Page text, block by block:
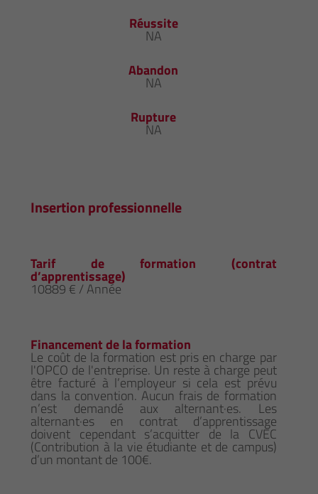
Réussite
NA
Abandon
NA
Rupture
NA
Insertion professionnelle
Tarif de formation (contrat
d’apprentissage)
10889 € / Année
Financement de la formation
Le coût de la formation est pris en charge par
l'OPCO de l'entreprise. Un reste à charge peut
être facturé à l’employeur si cela est prévu
dans la convention. Aucun frais de formation
n’est demandé aux alternant·es. Les
alternant·es en contrat d’apprentissage
doivent cependant s’acquitter de la CVEC
(Contribution à la vie étudiante et de campus)
d’un montant de 100€.